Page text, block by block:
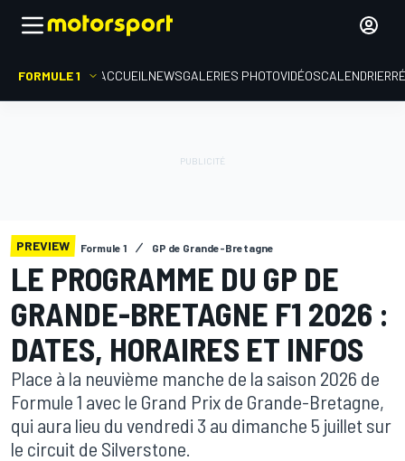
FORMULE 1 ACCUEIL NEWSGALERIES PHOTOVIDÉOSCALENDRIER
PREVIEW Formule 1 GP de Grande-Bretagne
LE PROGRAMME DU GP DE
GRANDE-BRETAGNE F1 2026 :
DATES, HORAIRES ET INFOS
Place à la neuvième manche de la saison 2026 de
Formule 1 avec le Grand Prix de Grande-Bretagne,
qui aura lieu du vendredi 3 au dimanche 5 juillet sur
le circuit de Silverstone.